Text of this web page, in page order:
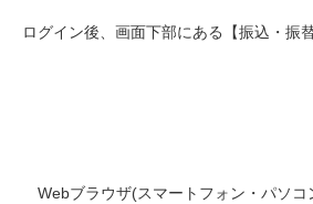
ログイン後、画面下部にある【振込・振
Webブラウザ(スマートフォン・パソコ